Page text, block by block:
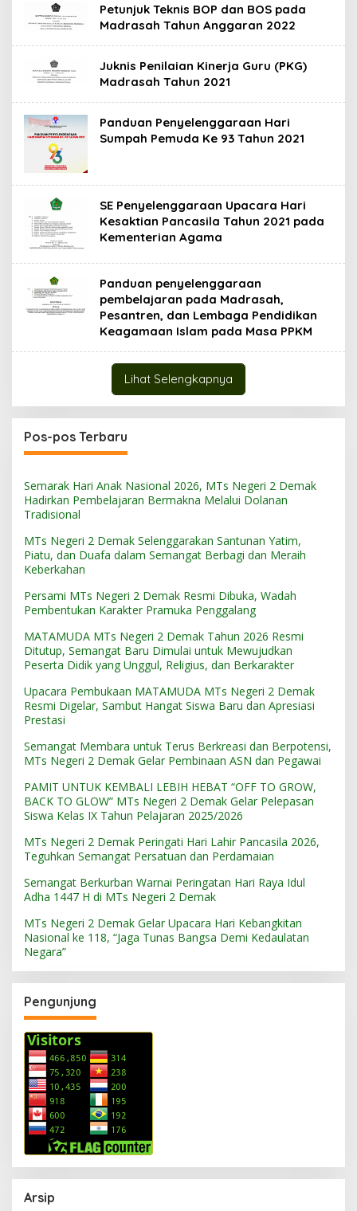
Petunjuk Teknis BOP dan BOS pada
Madrasah Tahun Anggaran 2022
Juknis Penilaian Kinerja Guru (PKG)
Madrasah Tahun 2021
Panduan Penyelenggaraan Hari
Sumpah Pemuda Ke 93 Tahun 2021
SE Penyelenggaraan Upacara Hari
Kesaktian Pancasila Tahun 2021 pada
Kementerian Agama
Panduan penyelenggaraan
pembelajaran pada Madrasah,
Pesantren, dan Lembaga Pendidikan
Keagamaan Islam pada Masa PPKM
Lihat Selengkapnya
Pos-pos Terbaru
Semarak Hari Anak Nasional 2026, MTs Negeri 2 Demak
Hadirkan Pembelajaran Bermakna Melalui Dolanan
Tradisional
MTs Negeri 2 Demak Selenggarakan Santunan Yatim,
Piatu, dan Duafa dalam Semangat Berbagi dan Meraih
Keberkahan
Persami MTs Negeri 2 Demak Resmi Dibuka, Wadah
Pembentukan Karakter Pramuka Penggalang
MATAMUDA MTs Negeri 2 Demak Tahun 2026 Resmi
Ditutup, Semangat Baru Dimulai untuk Mewujudkan
Peserta Didik yang Unggul, Religius, dan Berkarakter
Upacara Pembukaan MATAMUDA MTs Negeri 2 Demak
Resmi Digelar, Sambut Hangat Siswa Baru dan Apresiasi
Prestasi
Semangat Membara untuk Terus Berkreasi dan Berpotensi,
MTs Negeri 2 Demak Gelar Pembinaan ASN dan Pegawai
PAMIT UNTUK KEMBALI LEBIH HEBAT “OFF TO GROW,
BACK TO GLOW” MTs Negeri 2 Demak Gelar Pelepasan
Siswa Kelas IX Tahun Pelajaran 2025/2026
MTs Negeri 2 Demak Peringati Hari Lahir Pancasila 2026,
Teguhkan Semangat Persatuan dan Perdamaian
Semangat Berkurban Warnai Peringatan Hari Raya Idul
Adha 1447 H di MTs Negeri 2 Demak
MTs Negeri 2 Demak Gelar Upacara Hari Kebangkitan
Nasional ke 118, “Jaga Tunas Bangsa Demi Kedaulatan
Negara”
Pengunjung
Arsip